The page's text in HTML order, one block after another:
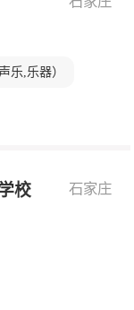
乐,乐器）
校 石家庄